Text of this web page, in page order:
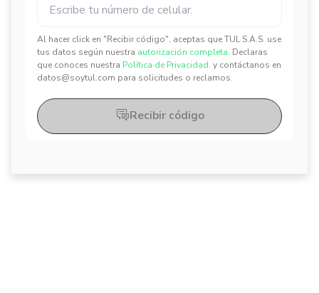
Al hacer click en "Recibir código", aceptas que TUL S.A.S. use
tus datos según nuestra autorización completa. Declaras
que conoces nuestra Política de Privacidad. y contáctanos en
datos@soytul.com para solicitudes o reclamos.
✕
✕
Recibir código